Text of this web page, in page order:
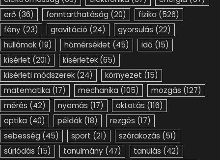
erő (36) fenntarthatóság (20) fizika (526)
fény (23) gravitáció (24) gyorsulás (22)
hullámok (19) hőmérséklet (45) idő (15)
kísérlet (201) kísérletek (65)
kísérleti módszerek (24) környezet (15)
matematika (17) mechanika (105) mozgás (127)
mérés (42) nyomás (17) oktatás (116)
optika (40) példák (18) rezgés (17)
sebesség (45) sport (21) szórakozás (51)
súrlódás (15) tanulmány (47) tanulás (42)